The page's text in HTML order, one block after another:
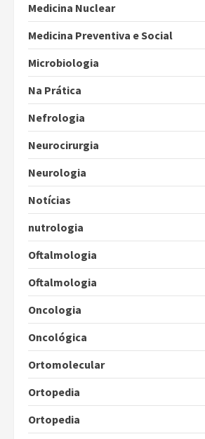
Medicina Nuclear
Medicina Preventiva e Social
Microbiologia
Na Prática
Nefrologia
Neurocirurgia
Neurologia
Notícias
nutrologia
Oftalmologia
Oftalmologia
Oncologia
Oncológica
Ortomolecular
Ortopedia
Ortopedia